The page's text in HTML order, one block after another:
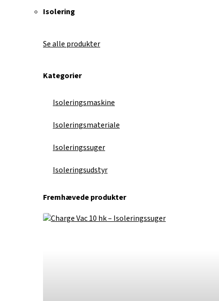
Isolering
Se alle produkter
Kategorier
Isoleringsmaskine
Isoleringsmateriale
Isoleringssuger
Isoleringsudstyr
Fremhævede produkter